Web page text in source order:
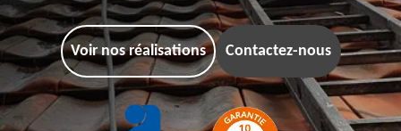
Voir nos réalisations Contactez-nous